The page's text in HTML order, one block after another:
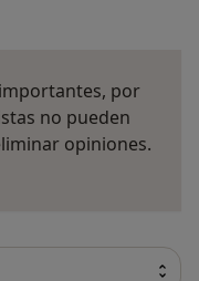
por
no pueden
opiniones.